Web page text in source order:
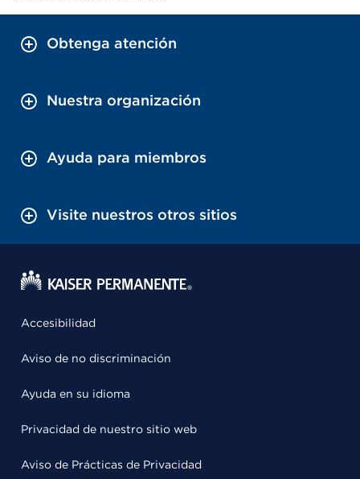
Obtenga atención
Nuestra organización
Ayuda para miembros
Visite nuestros otros sitios
Accesibilidad
Aviso de no discriminación
Ayuda en su idioma
Privacidad de nuestro sitio web
Aviso de Prácticas de Privacidad